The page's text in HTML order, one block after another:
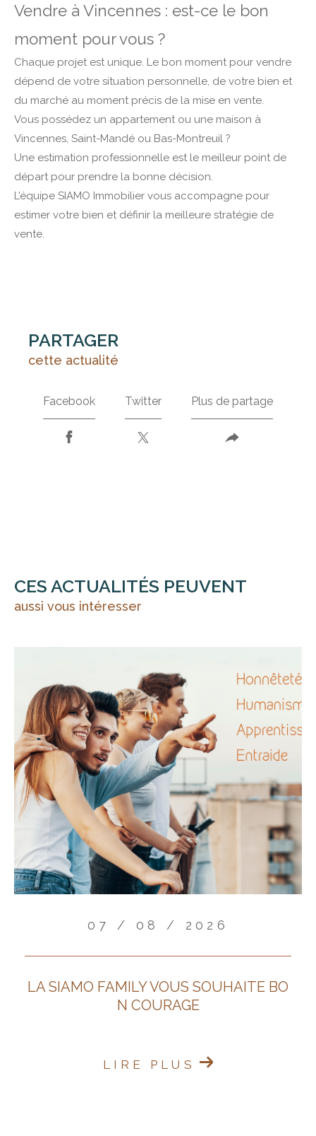
Vendre à Vincennes : est-ce le bon
moment pour vous ?
Chaque projet est unique. Le bon moment pour vendre
dépend de votre situation personnelle, de votre bien et
du marché au moment précis de la mise en vente.
Vous possédez un appartement ou une maison à
Vincennes, Saint-Mandé ou Bas-Montreuil ?
Une estimation professionnelle est le meilleur point de
départ pour prendre la bonne décision.
L’équipe SIAMO Immobilier vous accompagne pour
estimer votre bien et définir la meilleure stratégie de
vente.
PARTAGER
cette actualité
Facebook Twitter Plus de partage
CES ACTUALITÉS PEUVENT
aussi vous intéresser
07 / 08 / 2026
LA SIAMO FAMILY VOUS SOUHAITE BO
N COURAGE
LIRE PLUS